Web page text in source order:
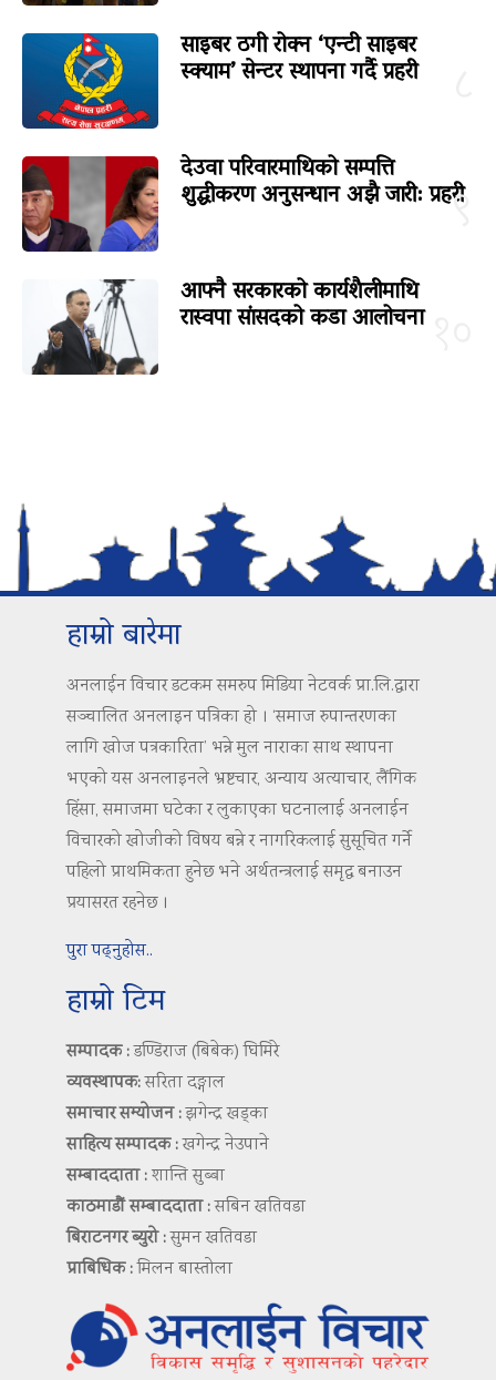
साइबर ठगी रोक्न ‘एन्टी साइबर
स्क्याम’ सेन्टर स्थापना गर्दै प्रहरी
९
देउवा परिवारमाथिको सम्पत्ति
शुद्धीकरण अनुसन्धान अझै जारी: प्रहरी
आफ्नै सरकारको कार्यशैलीमाथि
रास्वपा सांसदको कडा आलोचना
हाम्रो बारेमा
अनलाईन विचार डटकम समरुप मिडिया नेटवर्क प्रा.लि.द्वारा
सञ्चालित अनलाइन पत्रिका हो । ‘समाज रुपान्तरणका
लागि खोज पत्रकारिता’ भन्ने मुल नाराका साथ स्थापना
भएको यस अनलाइनले भ्रष्टचार, अन्याय अत्याचार, लैंगिक
हिंसा, समाजमा घटेका र लुकाएका घटनालाई अनलाईन
विचारको खोजीको विषय बन्ने र नागरिकलाई सुसूचित गर्ने
पहिलो प्राथमिकता हुनेछ भने अर्थतन्त्रलाई समृद्ध बनाउन
प्रयासरत रहनेछ ।
पुरा पढ्नुहोस..
हाम्रो टिम
सम्पादक :डण्डिराज (बिबेक) घिमिरे
व्यवस्थापक:सरिता दङ्गाल
समाचार सम्योजन :झगेन्द्र खड्का
साहित्य सम्पादक :खगेन्द्र नेउपाने
सम्बाददाता :शान्ति सुब्बा
काठमाडौं सम्बाददाता :सबिन खतिवडा
बिराटनगर ब्युरो :सुमन खतिवडा
प्राबिधिक :मिलन बास्तोला